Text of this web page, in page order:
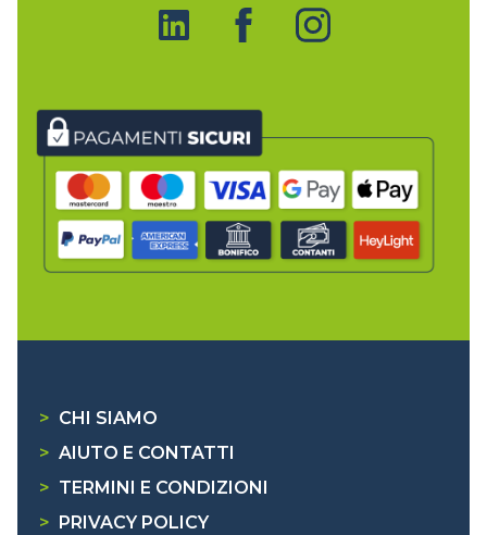
> CHI SIAMO
> AIUTO E CONTATTI
> TERMINI E CONDIZIONI
>
PRIVACY POLICY